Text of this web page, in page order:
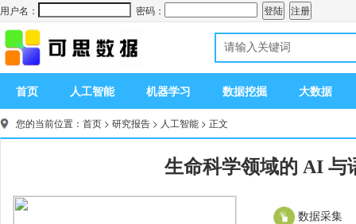
用户名： 密码：
首页 人工智能 机器学习 数据挖掘 大数据
您的当前位置： 首页 > 研究报告 > 人工智能 > 正文
生命科学领域的 AI 与
数据采集